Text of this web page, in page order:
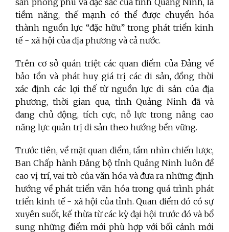
tiềm năng, thế mạnh có thể được chuyển hóa
thành nguồn lực “đặc hữu” trong phát triển kinh
tế - xã hội của địa phương và cả nước.
Trên cơ sở quán triệt các quan điểm của Đảng về
bảo tồn và phát huy giá trị các di sản, đồng thời
xác định các lợi thế từ nguồn lực di sản của địa
phương, thời gian qua, tỉnh Quảng Ninh đã và
đang chủ động, tích cực, nỗ lực trong nâng cao
năng lực quản trị di sản theo hướng bền vững.
Trước tiên, về mặt quan điểm, tầm nhìn chiến lược,
Ban Chấp hành Đảng bộ tỉnh Quảng Ninh luôn đề
cao vị trí, vai trò của văn hóa và đưa ra những định
hướng về phát triển văn hóa trong quá trình phát
triển kinh tế - xã hội của tỉnh. Quan điểm đó có sự
xuyên suốt, kế thừa từ các kỳ đại hội trước đó và bổ
sung những điểm mới phù hợp với bối cảnh mới